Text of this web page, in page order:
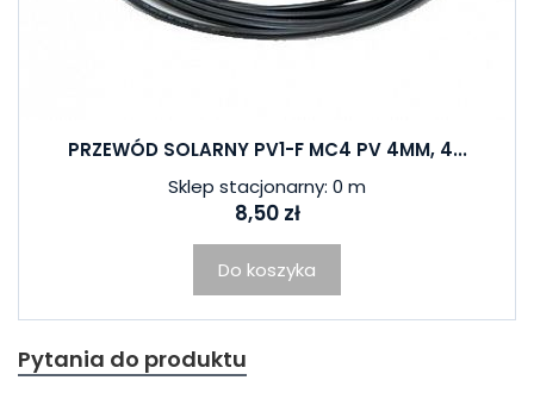
PRZEWÓD SOLARNY PV1-F MC4 PV 4MM, 4...
Sklep stacjonarny: 0 m
8,50 zł
Do koszyka
Pytania do produktu